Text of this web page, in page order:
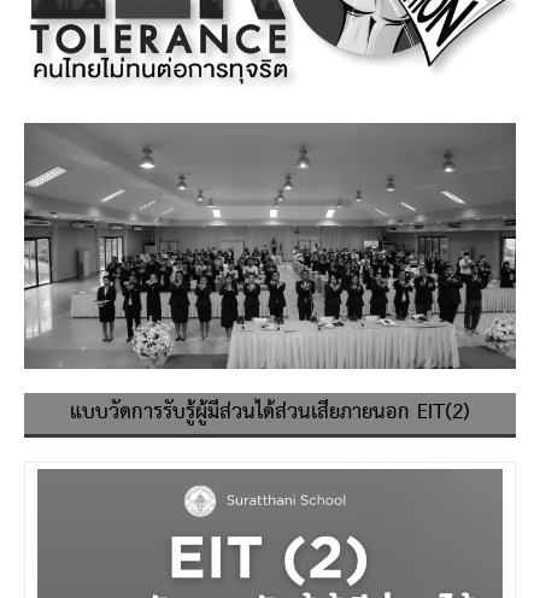
แบบวัดการรับรู้ผู้มีส่วนได้ส่วนเสียภายนอก EIT(2)